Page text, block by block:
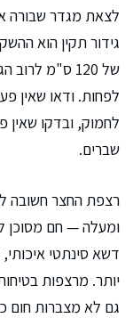
לצאת מגדר שבורה
גידור תקין הוא
לפחות. ודאו שאין
לחמוק, ובדקו שאין
שברים.
ומעלה — חם מסוכן
דשא סינתטי איכותי,
יותר. מרצפות
גם לא מצברות חום